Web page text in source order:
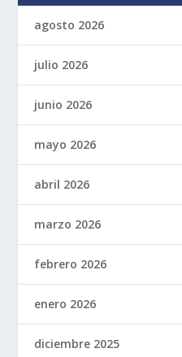
agosto 2026
julio 2026
junio 2026
mayo 2026
abril 2026
marzo 2026
febrero 2026
enero 2026
diciembre 2025